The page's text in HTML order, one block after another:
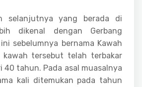
selanjutnya yang berada di
dikenal dengan Gerbang
sebelumnya bernama Kawah
kawah tersebut telah terbakar
40 tahun. Pada asal muasalnya
kali ditemukan pada tahun